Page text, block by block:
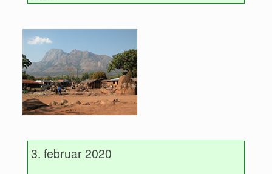
3. februar 2020